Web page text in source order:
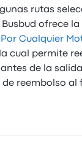
rutas
Busbud ofrece
Cualquier
cual permite
de la
reembolso al